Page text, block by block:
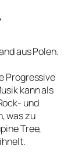
aus Polen.
Progressive
kann als
und
was zu
Tree,